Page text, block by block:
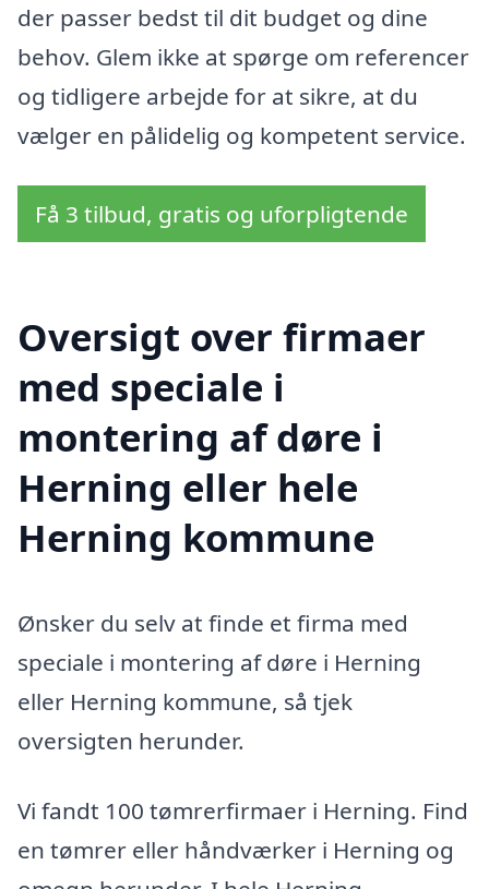
der passer bedst til dit budget og dine
behov. Glem ikke at spørge om referencer
og tidligere arbejde for at sikre, at du
vælger en pålidelig og kompetent service.
Få 3 tilbud, gratis og uforpligtende
Oversigt over firmaer
med speciale i
montering af døre i
Herning eller hele
Herning kommune
Ønsker du selv at finde et firma med
speciale i montering af døre i Herning
eller Herning kommune, så tjek
oversigten herunder.
Vi fandt 100 tømrerfirmaer i Herning. Find
en tømrer eller håndværker i Herning og